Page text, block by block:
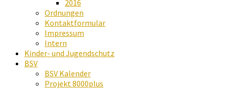
2016
Ordnungen
Kontaktformular
Impressum
Intern
Kinder- und Jugendschutz
BSV
BSV Kalender
Projekt 8000plus